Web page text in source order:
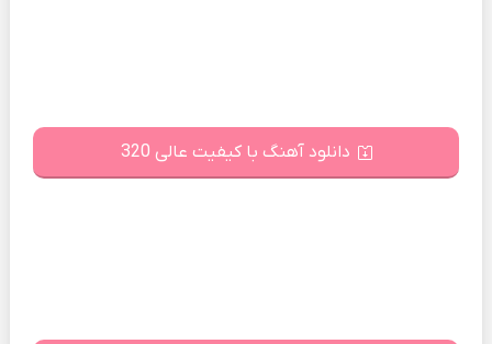
دانلود آهنگ با کیفیت عالی 320